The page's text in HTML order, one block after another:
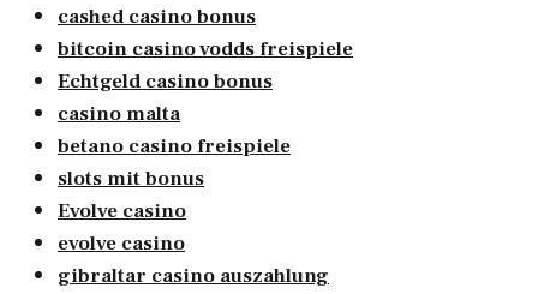
cashed casino bonus
bitcoin casino vodds freispiele
Echtgeld casino bonus
casino malta
betano casino freispiele
slots mit bonus
Evolve casino
evolve casino
gibraltar casino auszahlung